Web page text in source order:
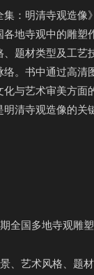
集：明清寺观造
各地寺观中的雕塑
、题材类型及工艺
络。书中通过高清
化与艺术审美方面
清寺观造像的关
全国多地寺观雕
、艺术风格、题